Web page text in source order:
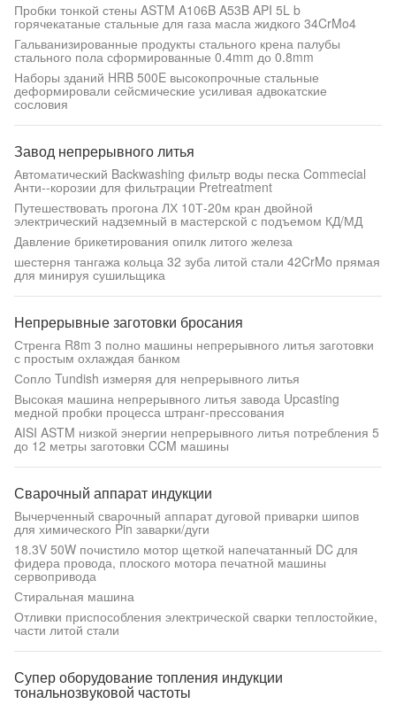
Пробки тонкой стены ASTM A106B A53B API 5L b
горячекатаные стальные для газа масла жидкого 34CrMo4
Гальванизированные продукты стального крена палубы
стального пола сформированные 0.4mm до 0.8mm
Наборы зданий HRB 500E высокопрочные стальные
деформировали сейсмические усиливая адвокатские
сословия
Завод непрерывного литья
Автоматический Backwashing фильтр воды песка Commecial
Анти--корозии для фильтрации Pretreatment
Путешествовать прогона ЛХ 10Т-20м кран двойной
электрический надземный в мастерской с подъемом КД/МД
Давление брикетирования опилк литого железа
шестерня тангажа кольца 32 зуба литой стали 42CrMo прямая
для минируя сушильщика
Непрерывные заготовки бросания
Стренга R8m 3 полно машины непрерывного литья заготовки
с простым охлаждая банком
Сопло Tundish измеряя для непрерывного литья
Высокая машина непрерывного литья завода Upcasting
медной пробки процесса штранг-прессования
AISI ASTM низкой энергии непрерывного литья потребления 5
до 12 метры заготовки CCM машины
Сварочный аппарат индукции
Вычерченный сварочный аппарат дуговой приварки шипов
для химического Pin заварки/дуги
18.3V 50W почистило мотор щеткой напечатанный DC для
фидера провода, плоского мотора печатной машины
сервопривода
Стиральная машина
Отливки приспособления электрической сварки теплостойкие,
части литой стали
Супер оборудование топления индукции
тональнозвуковой частоты